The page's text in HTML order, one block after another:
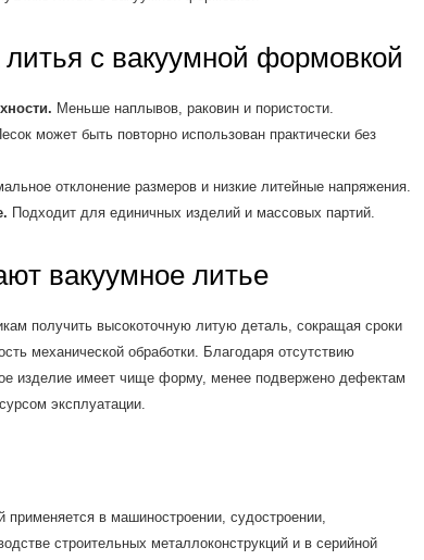
с вакуумной формовкой
Меньше наплывов, раковин и пористости.
может быть повторно использован практически без
отклонение размеров и низкие литейные напряжения.
Подходит для единичных изделий и массовых партий.
вакуумное литье
получить высокоточную литую деталь, сокращая сроки
механической обработки. Благодаря отсутствию
изделие имеет чище форму, менее подвержено дефектам
эксплуатации.
в машиностроении, судостроении,
строительных металлоконструкций и в серийной